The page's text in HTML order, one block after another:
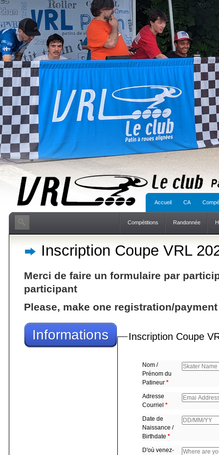
Accueil CA
Compétitions Randonnée
Inscription Coupe VRL
Merci de faire un formulaire par
participant
Please, make one registration/
Informations Inscription Coupe
Nom /
Prénom du
Patineur *
Adresse
Courriel *
Date de
Naissance /
Birthdate *
D'où venez-